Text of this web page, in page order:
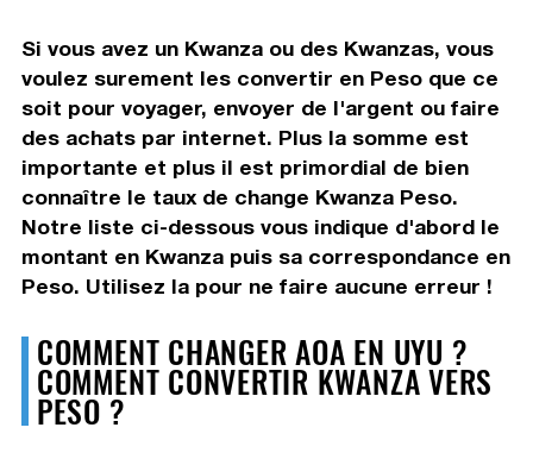
Si vous avez un Kwanza ou des Kwanzas, vous
voulez surement les convertir en Peso que ce
soit pour voyager, envoyer de l'argent ou faire
des achats par internet. Plus la somme est
importante et plus il est primordial de bien
connaître le taux de change Kwanza Peso.
Notre liste ci-dessous vous indique d'abord le
montant en Kwanza puis sa correspondance en
Peso. Utilisez la pour ne faire aucune erreur !
COMMENT CHANGER AOA EN UYU ?
COMMENT CONVERTIR KWANZA VERS
PESO ?